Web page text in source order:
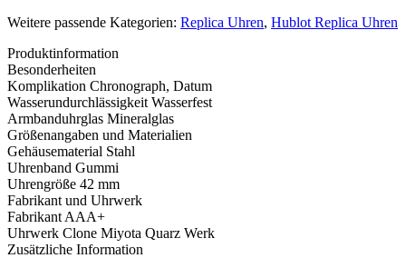
Weitere passende Kategorien: Replica Uhren, Hublot Replica Uhren
Produktinformation
Besonderheiten
Komplikation Chronograph, Datum
Wasserundurchlässigkeit Wasserfest
Armbanduhrglas Mineralglas
Größenangaben und Materialien
Gehäusematerial Stahl
Uhrenband Gummi
Uhrengröße 42 mm
Fabrikant und Uhrwerk
Fabrikant AAA+
Uhrwerk Clone Miyota Quarz Werk
Zusätzliche Information